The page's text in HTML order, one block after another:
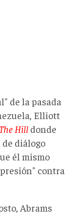
de la pasada
Elliott
Hilldonde
de diálogo
él mismo
contra
Abrams